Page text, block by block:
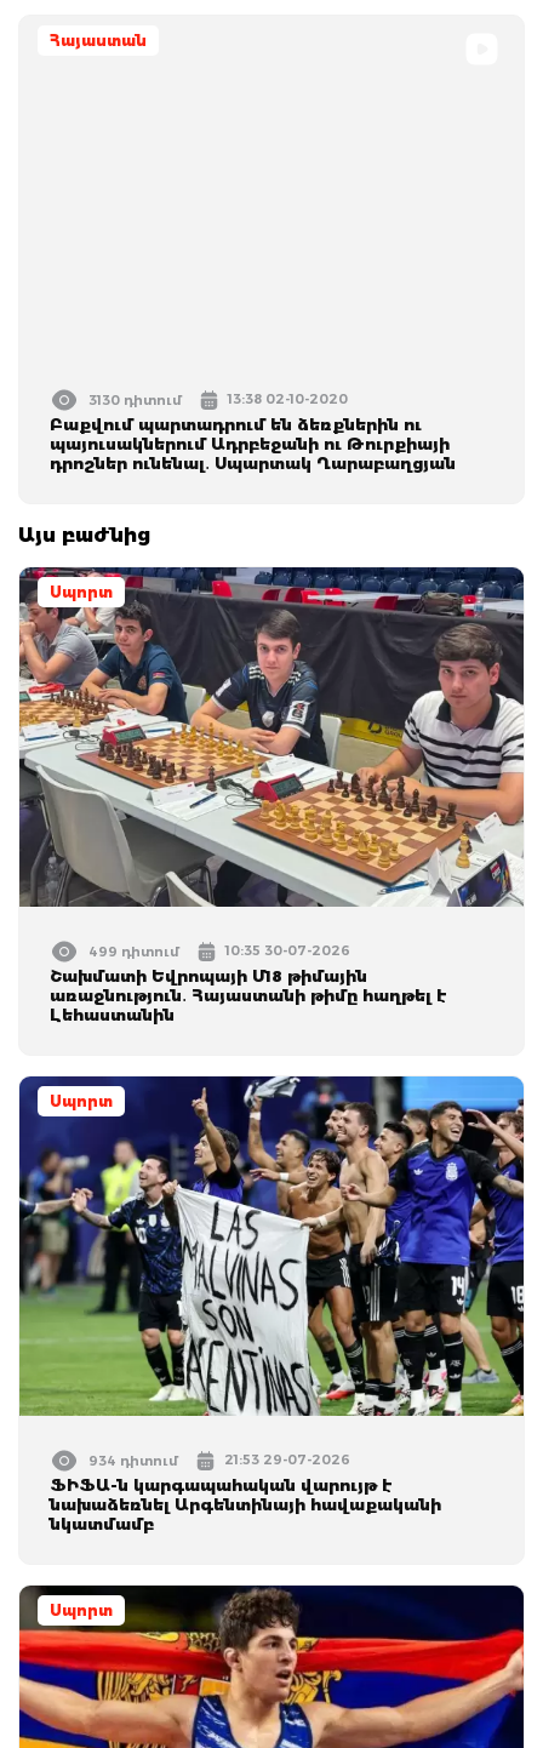
Հայաստան
3130 դիտում 13:38 02-10-2020
Բաքվում պարտադրում են ձեռքներին ու
պայուսակներում Ադրբեջանի ու Թուրքիայի
դրոշներ ունենալ․ Սպարտակ Ղարաբաղցյան
Այս բաժնից
Սպորտ
499 դիտում 10:35 30-07-2026
Շախմատի Եվրոպայի Մ18 թիմային
առաջնություն․ Հայաստանի թիմը հաղթել է
Լեհաստանին
Սպորտ
934 դիտում 21:53 29-07-2026
ՖԻՖԱ-ն կարգապահական վարույթ է
նախաձեռնել Արգենտինայի հավաքականի
նկատմամբ
Սպորտ